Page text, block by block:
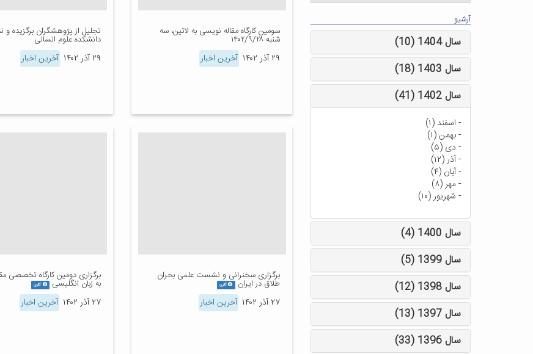
سومین کارگاه مقاله نویسی به لاتین، سه
شنبه ۱۴۰۲/۹/۲۸
۲۹ آذر ۱۴۰۲ آخرین اخبار
تجلیل از پژوهشگران برگزیده و
دانشکده علوم انسانی
۲۹ آذر ۱۴۰۲ آخرین اخبار
برگزاری سخنرانی و نشست علمی بحران
طلاق در ایران گالری
۲۷ آذر ۱۴۰۲ آخرین اخبار
برگزاری دومین کارگاه تخصصی
به زبان انگلیسی گالری
۲۷ آذر ۱۴۰۲ آخرین اخبار
آرشیو
سال 1404 (10)
سال 1403 (18)
سال 1402 (41)
- اسفند (۱)
-بهمن (۱)
- دی (۵)
-آذر (۱۲)
-آبان (۴)
-مهر (۸)
- شهریور (۱۰)
سال 1400 (4)
سال 1399 (5)
سال 1398 (12)
سال 1397 (13)
سال 1396 (33)